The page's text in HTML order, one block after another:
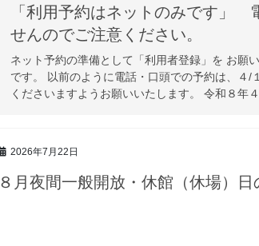
「利用予約はネットのみです」
せんのでご注意ください
ネット予約の準備として「利用者登録」を お願
です。 以前のように電話・口頭での予約は、４/
くださいますようお願いいたします。 令和８
2026年7月22日
８月夜間一般開放・休館（休場）日